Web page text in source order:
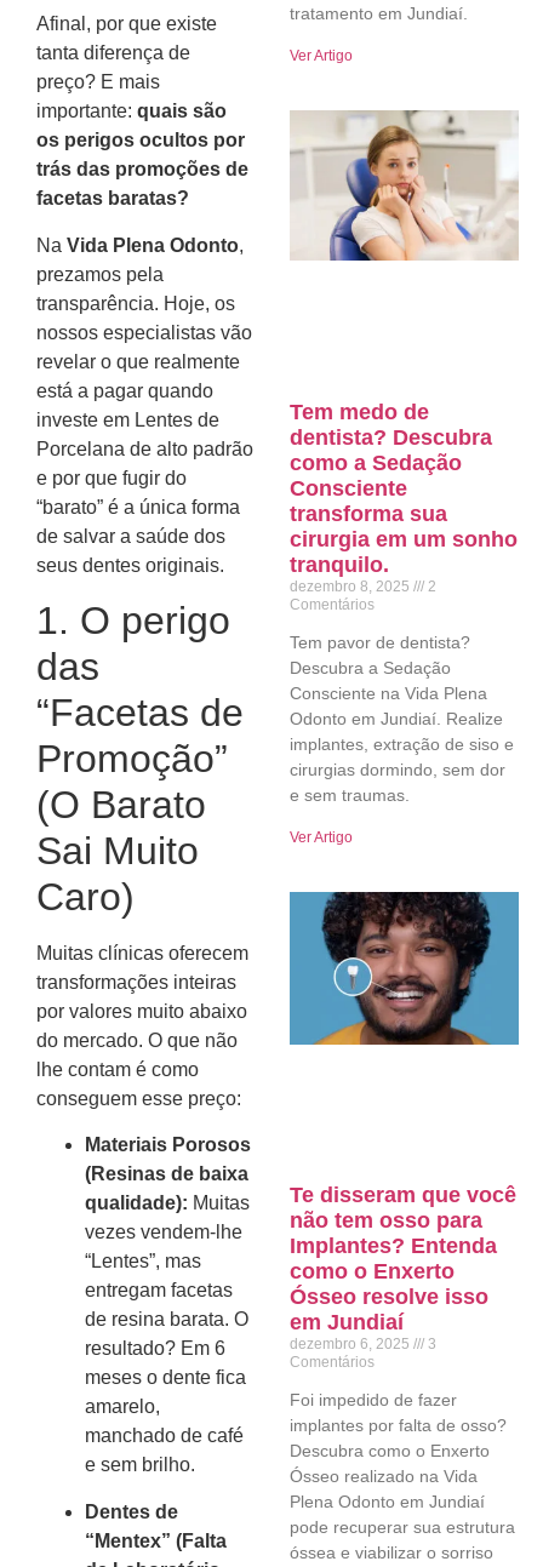
Afinal, por que existe
tanta diferença de
preço? E mais
importante: quais são
os perigos ocultos por
trás das promoções de
facetas baratas?
Na Vida Plena Odonto,
prezamos pela
transparência. Hoje, os
nossos especialistas vão
revelar o que realmente
está a pagar quando
investe em Lentes de
Porcelana de alto padrão
e por que fugir do
“barato” é a única forma
de salvar a saúde dos
seus dentes originais.
1. O perigo
das
“Facetas de
Promoção”
(O Barato
Sai Muito
Caro)
Muitas clínicas oferecem
transformações inteiras
por valores muito abaixo
do mercado. O que não
lhe contam é como
conseguem esse preço:
Materiais Porosos
(Resinas de baixa
qualidade): Muitas
vezes vendem-lhe
“Lentes”, mas
entregam facetas
de resina barata. O
resultado? Em 6
meses o dente fica
amarelo,
manchado de café
e sem brilho.
Dentes de
“Mentex” (Falta
tratamento em Jundiaí.
Ver Artigo
Tem medo de
dentista? Descubra
como a Sedação
Consciente
transforma sua
cirurgia em um sonho
tranquilo.
dezembro 8, 2025
2
Comentários
Tem pavor de dentista?
Descubra a Sedação
Consciente na Vida Plena
Odonto em Jundiaí. Realize
implantes, extração de siso e
cirurgias dormindo, sem dor
e sem traumas.
Ver Artigo
Te disseram que você
não tem osso para
Implantes? Entenda
como o Enxerto
Ósseo resolve isso
em Jundiaí
dezembro 6, 2025
3
Comentários
Foi impedido de fazer
implantes por falta de osso?
Descubra como o Enxerto
Ósseo realizado na Vida
Plena Odonto em Jundiaí
pode recuperar sua estrutura
óssea e viabilizar o sorriso